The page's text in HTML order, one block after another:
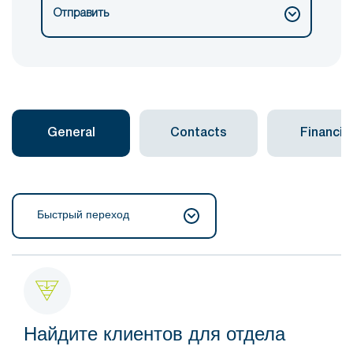
Отправить
General Contacts Financial
Быстрый переход
Найдите клиентов для отдела